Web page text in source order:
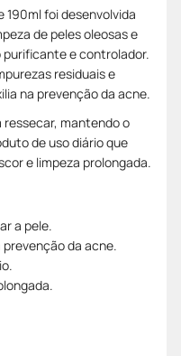
foi desenvolvida
de peles oleosas e
e controlador.
residuais e
na prevenção da acne.
ressecar, mantendo o
de uso diário que
e limpeza prolongada.
a pele.
da acne.